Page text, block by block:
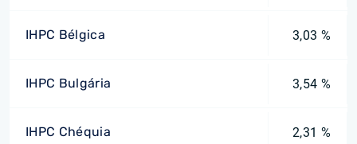
IHPC Bélgica 3,03 %
IHPC Bulgária 3,54 %
IHPC Chéquia 2,31 %